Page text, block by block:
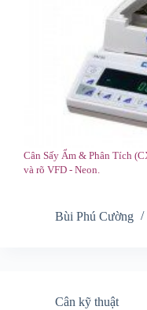
Cân Sấy Ẩm & Phân Tích
và rõ VFD - Neon.
Bùi Phú Cường
Cân kỹ thuật